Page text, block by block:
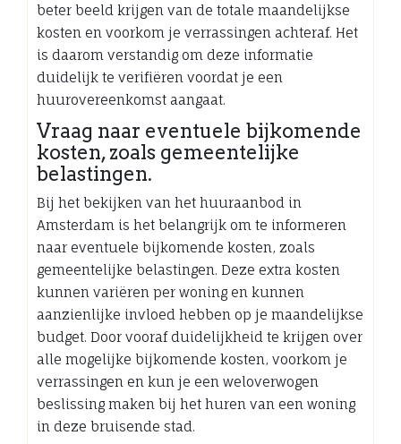
beter beeld krijgen van de totale maandelijkse
kosten en voorkom je verrassingen achteraf. Het
is daarom verstandig om deze informatie
duidelijk te verifiëren voordat je een
huurovereenkomst aangaat.
Vraag naar eventuele bijkomende
kosten, zoals gemeentelijke
belastingen.
Bij het bekijken van het huuraanbod in
Amsterdam is het belangrijk om te informeren
naar eventuele bijkomende kosten, zoals
gemeentelijke belastingen. Deze extra kosten
kunnen variëren per woning en kunnen
aanzienlijke invloed hebben op je maandelijkse
budget. Door vooraf duidelijkheid te krijgen over
alle mogelijke bijkomende kosten, voorkom je
verrassingen en kun je een weloverwogen
beslissing maken bij het huren van een woning
in deze bruisende stad.